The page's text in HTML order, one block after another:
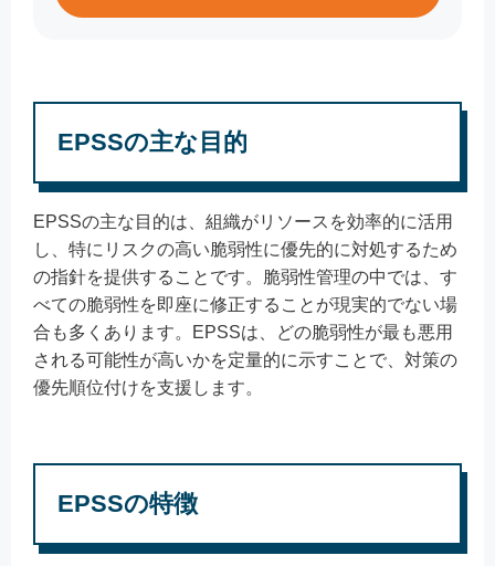
EPSSの主な目的
EPSSの主な目的は、組織がリソースを効率的に活用
し、特にリスクの高い脆弱性に優先的に対処するため
の指針を提供することです。脆弱性管理の中では、す
べての脆弱性を即座に修正することが現実的でない場
合も多くあります。EPSSは、どの脆弱性が最も悪用
される可能性が高いかを定量的に示すことで、対策の
優先順位付けを支援します。
EPSSの特徴